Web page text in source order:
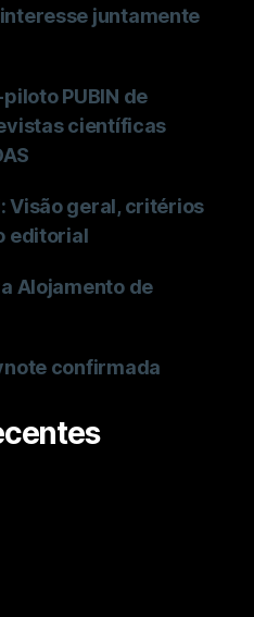
juntamente
PUBIN de
científicas
Visão geral, critérios
editorial
Alojamento de
confirmada